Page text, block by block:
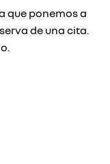
que ponemos a
de una cita.